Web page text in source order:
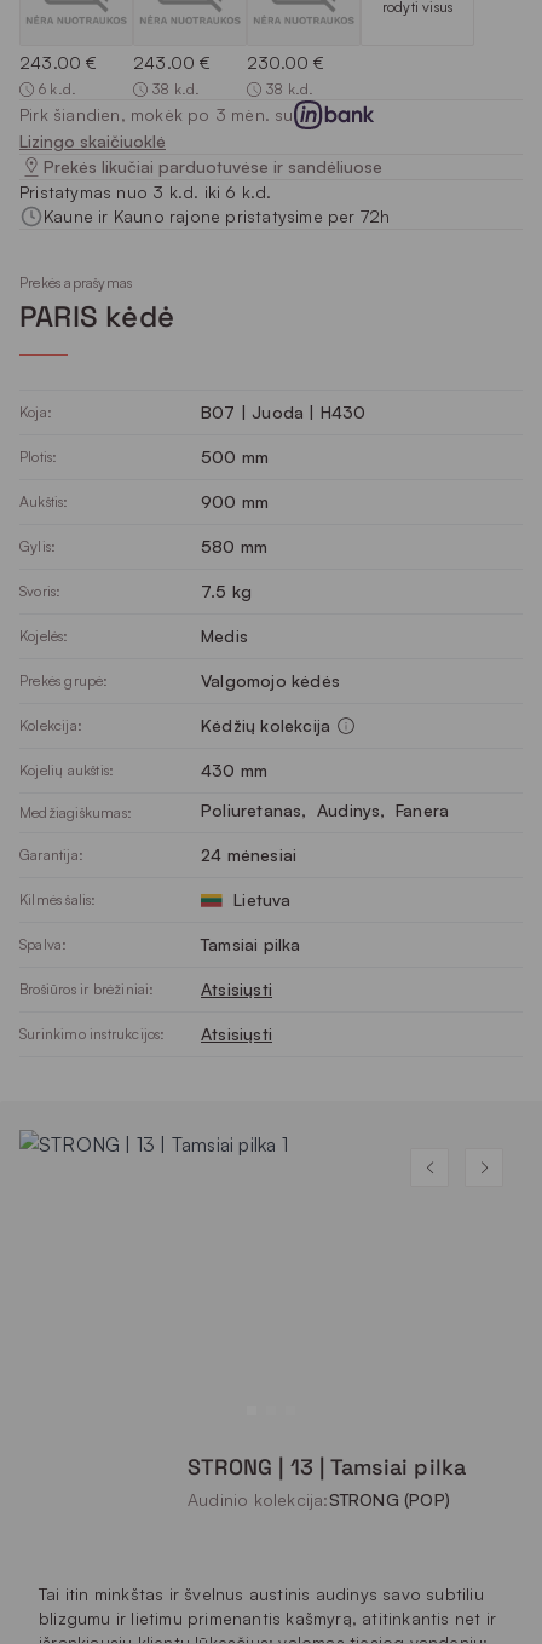
243.00 €
6 k.d.
243.00 €
38 k.d.
230.00 €
38 k.d.
rodyti visus
Pirk šiandien, mokėk po 3 mėn. su
Lizingo skaičiuoklė
Prekės likučiai parduotuvėse ir sandėliuose
Pristatymas nuo 3 k.d. iki 6 k.d.
Kaune ir Kauno rajone pristatysime per 72h
Prekės aprašymas
PARIS kėdė
Koja: B07 | Juoda | H430
Plotis: 500 mm
Aukštis: 900 mm
Gylis: 580 mm
Svoris: 7.5 kg
Kojelės: Medis
Prekės grupė: Valgomojo kėdės
Kolekcija: Kėdžių kolekcija
Kojelių aukštis: 430 mm
Medžiagiškumas: Poliuretanas, Audinys, Fanera
Garantija: 24 mėnesiai
Kilmės šalis: Lietuva
Spalva: Tamsiai pilka
Brošiūros ir brėžiniai: Atsisiųsti
Surinkimo instrukcijos: Atsisiųsti
STRONG | 13 | Tamsiai pilka
Audinio kolekcija:STRONG (POP)
Tai itin minkštas ir švelnus austinis audinys savo subtiliu
blizgumu ir lietimu primenantis kašmyrą, atitinkantis net ir